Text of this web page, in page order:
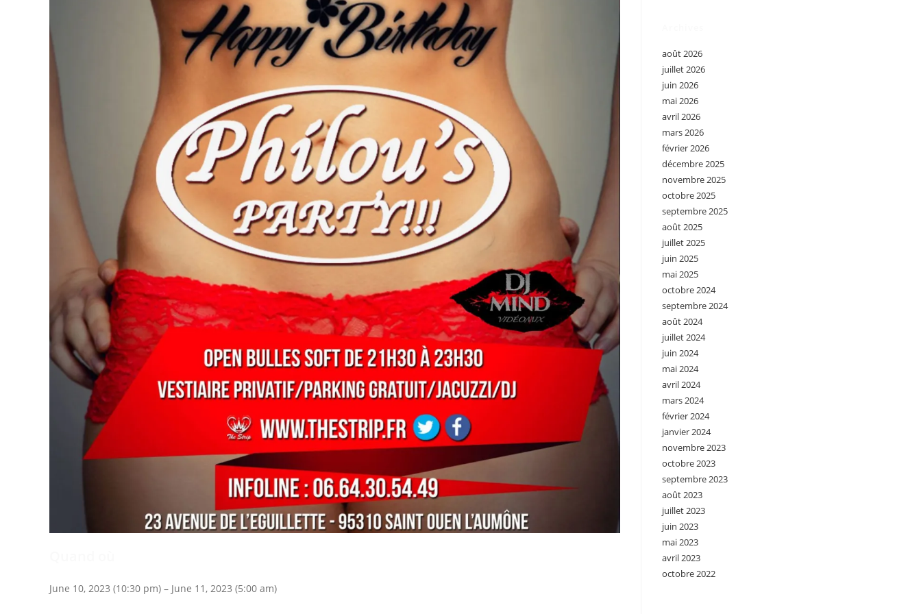
June 10, 2023 (10:30 pm) – June 11, 2023 (5:00 am)
août 2026
juillet 2026
juin 2026
mai 2026
avril 2026
mars 2026
février 2026
décembre 2025
novembre 2025
octobre 2025
septembre 2025
août 2025
juillet 2025
juin 2025
mai 2025
octobre 2024
septembre 2024
août 2024
juillet 2024
juin 2024
mai 2024
avril 2024
mars 2024
février 2024
janvier 2024
novembre 2023
octobre 2023
septembre 2023
août 2023
juillet 2023
juin 2023
mai 2023
avril 2023
octobre 2022